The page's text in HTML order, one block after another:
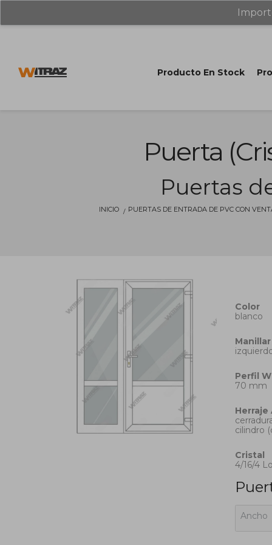
Producto En Stock
Puerta
Puertas
INICIO PUERTAS DE ENTRADA DE PVC CON
Color
blanco
Manillar
Perfil
70 mm
Herraje
cilindro
Cristal
4/16/4
Ancho